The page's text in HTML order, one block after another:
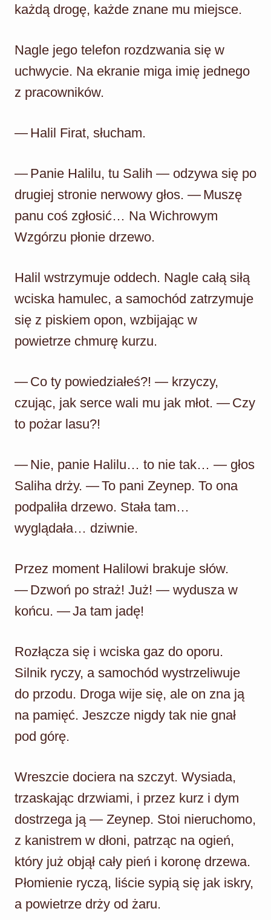
każdą drogę, każde znane mu miejsce.
Nagle jego telefon rozdzwania się w
uchwycie. Na ekranie miga imię jednego
z pracowników.
— Halil Firat, słucham.
— Panie Halilu, tu Salih — odzywa się po
drugiej stronie nerwowy głos. — Muszę
panu coś zgłosić… Na Wichrowym
Wzgórzu płonie drzewo.
Halil wstrzymuje oddech. Nagle całą siłą
wciska hamulec, a samochód zatrzymuje
się z piskiem opon, wzbijając w
powietrze chmurę kurzu.
— Co ty powiedziałeś?! — krzyczy,
czując, jak serce wali mu jak młot. — Czy
to pożar lasu?!
— Nie, panie Halilu… to nie tak… — głos
Saliha drży. — To pani Zeynep. To ona
podpaliła drzewo. Stała tam…
wyglądała… dziwnie.
Przez moment Halilowi brakuje słów.
— Dzwoń po straż! Już! — wydusza w
końcu. — Ja tam jadę!
Rozłącza się i wciska gaz do oporu.
Silnik ryczy, a samochód wystrzeliwuje
do przodu. Droga wije się, ale on zna ją
na pamięć. Jeszcze nigdy tak nie gnał
pod górę.
Wreszcie dociera na szczyt. Wysiada,
trzaskając drzwiami, i przez kurz i dym
dostrzega ją — Zeynep. Stoi nieruchomo,
z kanistrem w dłoni, patrząc na ogień,
który już objął cały pień i koronę drzewa.
Płomienie ryczą, liście sypią się jak iskry,
a powietrze drży od żaru.